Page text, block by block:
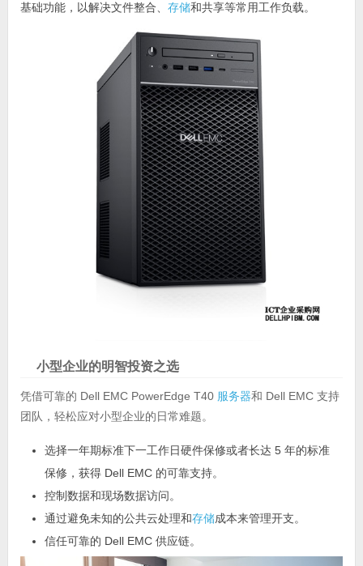
基础功能，以解决文件整合、 存储和共享等常用工作负载。
小型企业的明智投资之选
凭借可靠的 Dell EMC PowerEdge T40 服务器和 Dell EMC 支持
团队，轻松应对小型企业的日常难题。
选择一年期标准下一工作日硬件保修或者长达 5 年的标准
保修，获得 Dell EMC 的可靠支持。
控制数据和现场数据访问。
通过避免未知的公共云处理和存储成本来管理开支。
信任可靠的 Dell EMC 供应链。